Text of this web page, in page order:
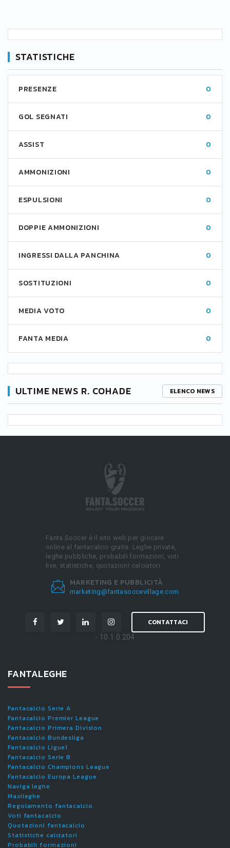
STATISTICHE
PRESENZE 0
GOL SEGNATI 0
ASSIST 0
AMMONIZIONI 0
ESPULSIONI 0
DOPPIE AMMONIZIONI 0
INGRESSI DALLA PANCHINA 0
SOSTITUZIONI 0
MEDIA VOTO 0
FANTA MEDIA 0
ULTIME NEWS R. COHADE ELENCO NEWS
Fanta.Soccer è il sito web per giocare
online al fantacalcio gratis. Leghe private,
leghe pubbliche, probabili formazioni, voti
live, statistiche, quotazioni calciatori.
MARKETING E PUBBLICITÀ
marketing@fantasoccevillage.com
CONTATTACI
- 10.1.0.204
FANTALEGHE
Fantacalcio Serie A
Fantacalcio Premier League
Fantacalcio Primera Division
Fantacalcio Bundesliga
Fantacalcio Ligue1
Fantacalcio Serie B
Fantacalcio Champions League
Fantacalcio Europa League
Naviga leghe
Maxileghe
Regolamento fantacalcio
Voti fantacalcio
Quotazioni fantacalcio
Statistiche calciatori
Probabili formazioni